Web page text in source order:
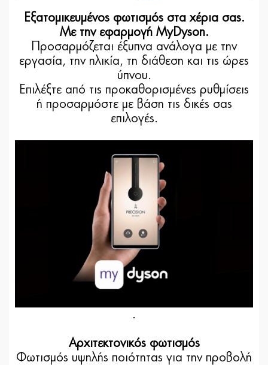
Εξατομικευμένος φωτισμός στα χέρια σας.
Με την εφαρμογή MyDyson.
Προσαρμόζεται έξυπνα ανάλογα με την
εργασία, την ηλικία, τη διάθεση και τις ώρες
ύπνου.
Επιλέξτε από τις προκαθορισμένες ρυθμίσεις
ή προσαρμόστε με βάση τις δικές σας
επιλογές.
.
Αρχιτεκτονικός φωτισμός
Φωτισμός υψηλής ποιότητας για την προβολή